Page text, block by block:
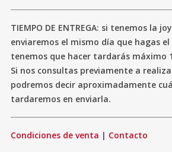
TIEMPO DE ENTREGA: si tenemos la
enviaremos el mismo día que hagas el
tenemos que hacer tardarás máximo
Si nos consultas previamente a
podremos decir aproximadamente
tardaremos en enviarla.
Condiciones de venta | Contacto